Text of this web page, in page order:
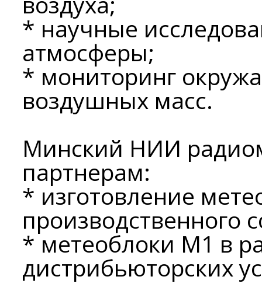
* научные
атмосферы;
* мониторинг
воздушных масс.
Минский НИИ
партнерам:
* изготовление
производственного
* метеоблоки М1 в
дистрибьюторских